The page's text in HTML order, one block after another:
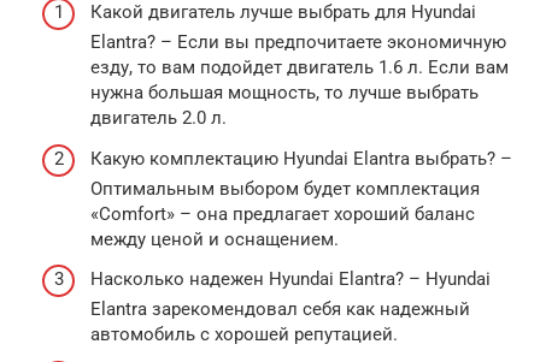
Какой двигатель лучше выбрать для Hyundai
Elantra? – Если вы предпочитаете экономичную
езду, то вам подойдет двигатель 1.6 л. Если вам
нужна большая мощность, то лучше выбрать
двигатель 2.0 л.
Какую комплектацию Hyundai Elantra выбрать? –
Оптимальным выбором будет комплектация
«Comfort» – она предлагает хороший баланс
между ценой и оснащением.
Насколько надежен Hyundai Elantra? – Hyundai
Elantra зарекомендовал себя как надежный
автомобиль с хорошей репутацией.